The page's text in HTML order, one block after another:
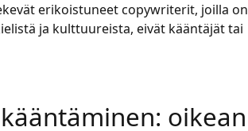
erikoistuneet copywriterit, joilla on
ja kulttuureista, eivät kääntäjät tai
oikean